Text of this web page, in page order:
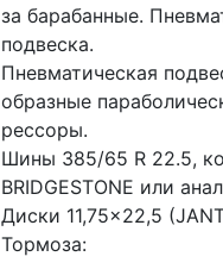
за барабанные.
подвеска.
Пневматическая
образные
рессоры.
Шины 385/65 R 22.5,
BRIDGESTONE или
Диски 11,75×22,5
Тормоза: